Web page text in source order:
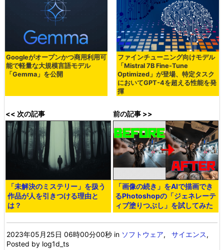
Googleがオープンかつ商用利用可
能で軽量な大規模言語モデル
「Gemma」を公開
ファインチューニング向けモデル
「Mistral 7B Fine-Tune
Optimized」が登場、特定タスク
においてGPT-4を超える性能を発
揮
<< 次の記事
「未解決のミステリー」を扱う
作品が人を引きつける理由と
は？
前の記事 >>
「画像の続き」をAIで描画でき
るPhotoshopの「ジェネレーテ
ィブ塗りつぶし」を試してみた
2023年05月25日 06時00分00秒 in ソフトウェア,サイエンス,
Posted by log1d_ts